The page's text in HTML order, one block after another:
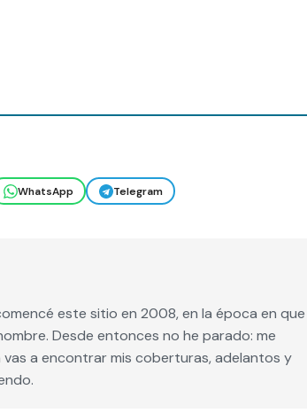
WhatsApp Telegram
este sitio en 2008, en la época en que
Desde entonces no he parado: me
a encontrar mis coberturas, adelantos y